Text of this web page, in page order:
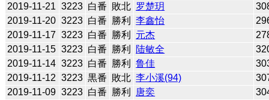
2019-11-21 3223 白番 敗北 罗楚玥
2019-11-20 3223 白番 勝利 李鑫怡
2019-11-17 3223 白番 勝利 元杰
2019-11-15 3223 白番 勝利 陆敏全
2019-11-14 3223 白番 勝利 鲁佳
2019-11-12 3223 黒番 敗北 李小溪(94)
2019-11-09 3223 白番 勝利 唐奕